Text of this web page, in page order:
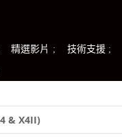
精選影片 技術支援